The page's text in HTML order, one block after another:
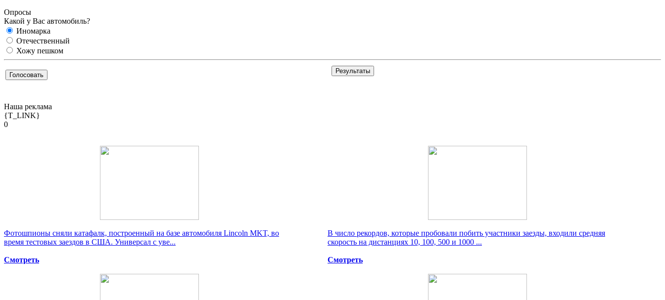
Опросы
Какой у Вас автомобиль?
Иномарка
Отечественный
Хожу пешком
Наша реклама
{T_LINK}
0
Фотошпионы сняли катафалк, построенный на базе автомобиля Lincoln MKT, во
время тестовых заездов в США. Универсал с уве...
Смотреть
В число рекордов, которые пробовали побить участники заезды, входили средняя
скорость на дистанциях 10, 100, 500 и 1000 ...
Смотреть